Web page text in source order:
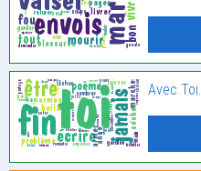
Avec Toi.